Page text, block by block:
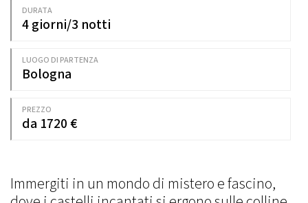
Immergiti in un mondo di mistero e fascino,
DURATA
4 giorni/3 notti
LUOGO DI PARTENZA
Bologna
PREZZO
da 1720 €